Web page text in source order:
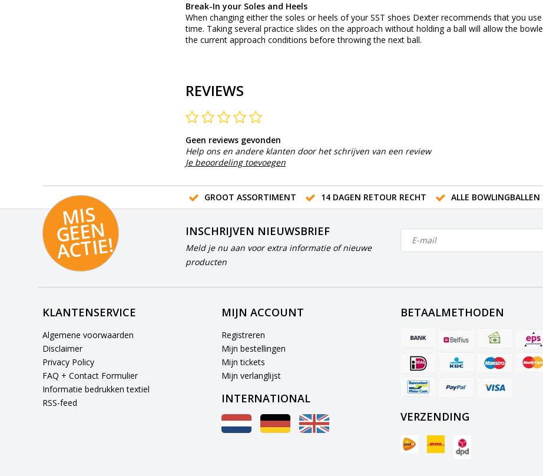
Break-In your Soles and Heels
When changing either the soles or heels of your SST shoes Dexter recommends that you
time. Taking several practice slides on the approach without holding a ball will allow the
the current approach conditions before throwing the next ball.
REVIEWS
Geen reviews gevonden
Help ons en andere klanten door het schrijven van een review
Je beoordeling toevoegen
GROOT ASSORTIMENT 14 DAGEN RETOUR RECHT ALLE
MI
S
G
E
E
N
A
C
TI
E!
INSCHRIJVEN NIEUWSBRIEF
Meld je nu aan voor extra informatie of nieuwe
producten
KLANTENSERVICE
Algemene voorwaarden
Disclaimer
Privacy Policy
FAQ + Contact Formulier
Informatie bedrukken textiel
RSS-feed
MIJN ACCOUNT
Registreren
Mijn bestellingen
Mijn tickets
Mijn verlanglijst
INTERNATIONAL
BETAALMETHODEN
VERZENDING